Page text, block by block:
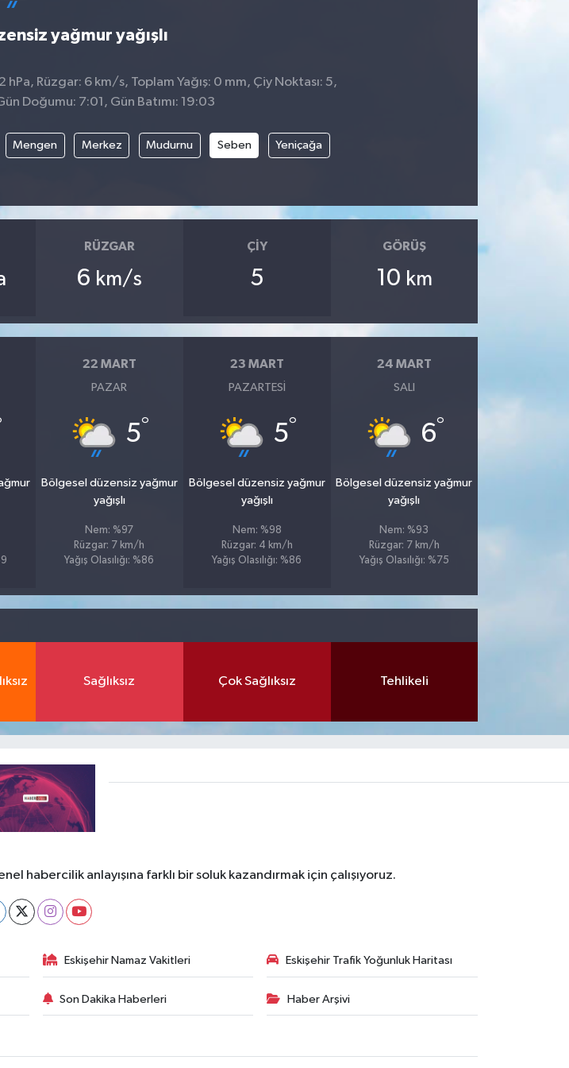
yağmur yağışlı
hPa, Rüzgar: 6 km/s, Toplam Yağış: 0 mm, Çiy Noktası: 5,
Doğumu: 7:01, Gün Batımı: 19:03
Mengen Merkez Mudurnu Seben Yeniçağa
RÜZGAR
6 km/s
ÇIY
5
GÖRÜŞ
10 km
22 MART
PAZAR
5°
Bölgesel düzensiz yağmur
yağışlı
Nem: %97
Rüzgar: 7 km/h
Yağış Olasılığı: %86
23 MART
PAZARTESI
5°
Bölgesel düzensiz yağmur
yağışlı
Nem: %98
Rüzgar: 4 km/h
Yağış Olasılığı: %86
24 MART
SALI
6°
Bölgesel düzensiz yağmur
yağışlı
Nem: %93
Rüzgar: 7 km/h
Yağış Olasılığı: %75
Sağlıksız Çok Sağlıksız Tehlikeli
habercilik anlayışına farklı bir soluk kazandırmak için çalışıyoruz.
Eskişehir Namaz Vakitleri Eskişehir Trafik Yoğunluk Haritası
Son Dakika Haberleri Haber Arşivi